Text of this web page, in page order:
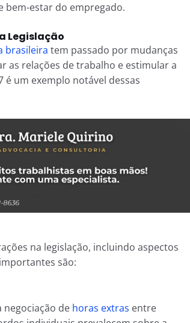
bem-estar do empregado.
Legislação
brasileira tem passado por mudanças
as relações de trabalho e estimular a
é um exemplo notável dessas
na legislação, incluindo aspectos
são:
de horas extras entre